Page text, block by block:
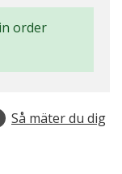
order
Så mäter du dig